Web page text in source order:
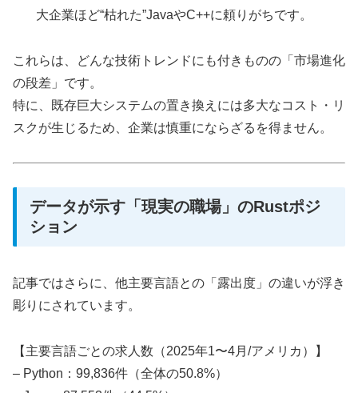
大企業ほど“枯れた”JavaやC++に頼りがちです。
これらは、どんな技術トレンドにも付きものの「市場進化
の段差」です。
特に、既存巨大システムの置き換えには多大なコスト・リ
スクが生じるため、企業は慎重にならざるを得ません。
データが示す「現実の職場」のRustポジ
ション
記事ではさらに、他主要言語との「露出度」の違いが浮き
彫りにされています。
【主要言語ごとの求人数（2025年1〜4月/アメリカ）】
– Python：99,836件（全体の50.8%）